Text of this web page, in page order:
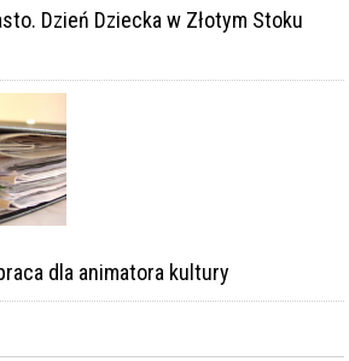
Dzień Dziecka w Złotym Stoku
dla animatora kultury